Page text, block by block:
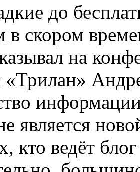
до
в скором
на
«Трилан»
является
кто ведёт